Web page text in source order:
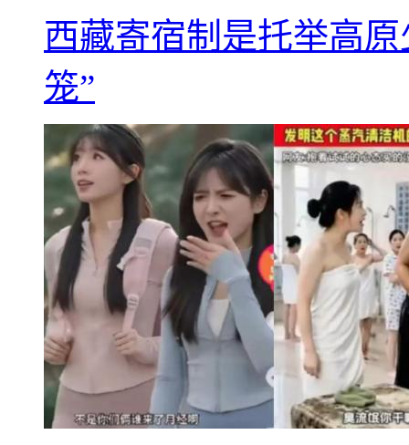
西藏寄宿制是托举高
笼”